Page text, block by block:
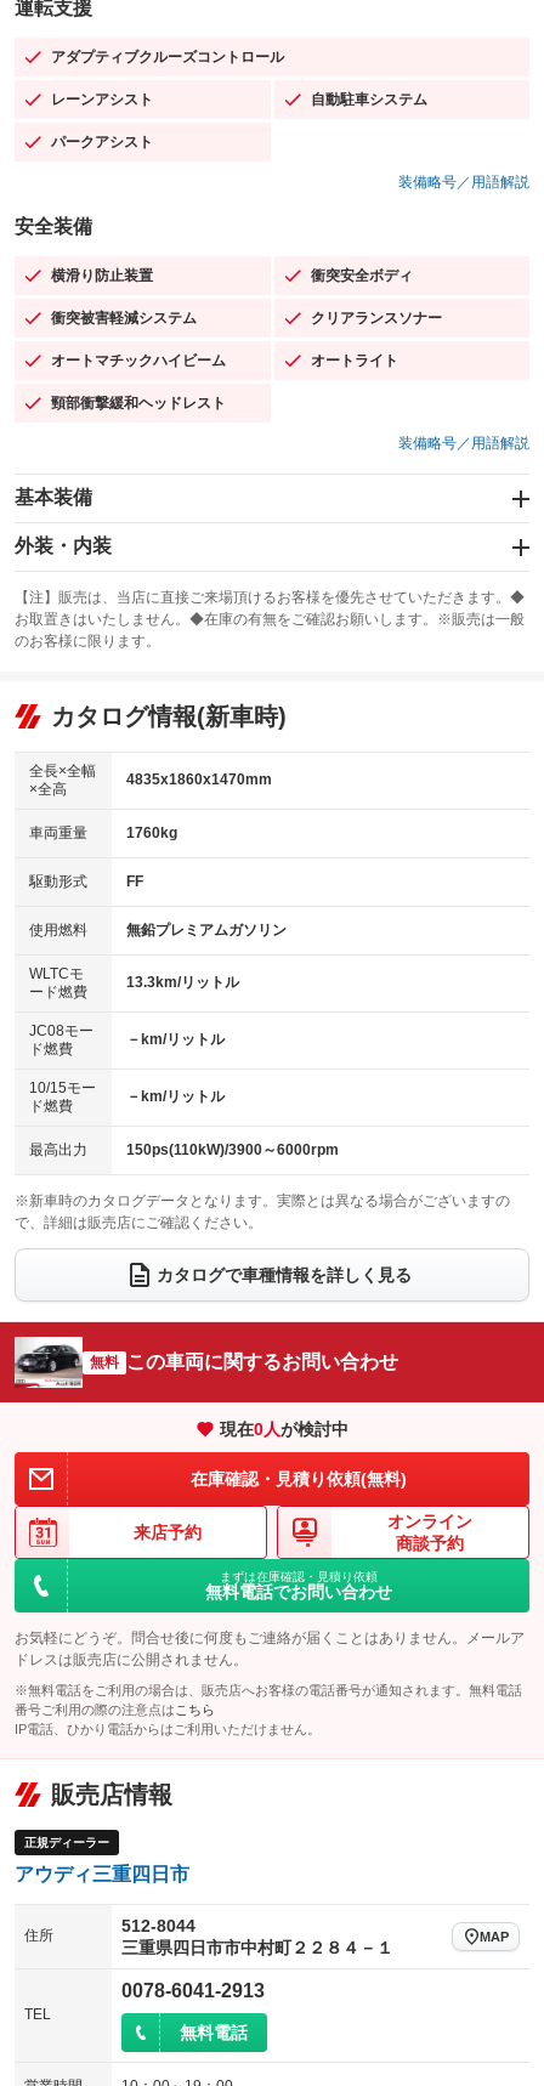
運転支援
アダプティブクルーズコントロール
：装備あり
レーンアシスト
：装備あり 自動駐車システム
：装備あり
パークアシスト
：装備あり
装備略号／用語解説
安全装備
横滑り防止装置
：装備あり 衝突安全ボディ
：装備あり
衝突被害軽減システム
：装備あり クリアランスソナー
：装備あり
オートマチックハイビーム
：装備あり オートライト
：装備あり
頸部衝撃緩和ヘッドレスト
：装備あり
装備略号／用語解説
基本装備
エアバッグ：運転席/助手席/サイド
：装備あり
：装備なし
サンルーフ
：装備なし ABS
リフトアップ
：装備なし
：装備なし
パワーウィンドウ
アイドリングストップ
：装備あり
USB入力端子
：装備あり
100V電源
：装備なし
センターデフロック
：装備なし
電動格納ミラー
：装備あり
外装・内装
カーナビ：メモリーナビ他
：装備あり
TV
：装備なし
ビジュアル
：装備なし
：装備あり
革シート
キーレス
HID(キセノンライト)
：装備なし
バックカメラ
：装備あり
エアロ
：装備なし
：装備なし
パワーシート
ベンチシート
：装備なし
チップアップシート
：装備なし ：装備なし
：装備なし ：装備あり
ウォークスルー
：装備なし
電動リアゲート フロントカメラ
：装備あり
：装備なし ：装備あり
サイドカメラ
：装備あり ルーフレール
：装備あり
：装備なし
：装備なし
【注】販売は、当店に直接ご来場頂けるお客様を優先させていただきます。◆
お取置きはいたしません。◆在庫の有無をご確認お願いします。※販売は一般
のお客様に限ります。
カタログ情報(新車時)
全長×全幅
×全高
4835x1860x1470mm
車両重量 1760kg
駆動形式 FF
使用燃料 無鉛プレミアムガソリン
WLTCモ
ード燃費
13.3km/リットル
JC08モー
ド燃費
－km/リットル
10/15モー
ド燃費
－km/リットル
最高出力 150ps(110kW)/3900～6000rpm
※新車時のカタログデータとなります。実際とは異なる場合がございますの
で、詳細は販売店にご確認ください。
カタログで車種情報を詳しく見る
無料 この車両に関するお問い合わせ
現在0人が検討中
在庫確認・見積り依頼(無料)
来店予約
オンライン
商談予約
まずは在庫確認・見積り依頼
無料電話でお問い合わせ
お気軽にどうぞ。問合せ後に何度もご連絡が届くことはありません。メールア
ドレスは販売店に公開されません。
※無料電話をご利用の場合は、販売店へお客様の電話番号が通知されます。無料電話
番号ご利用の際の注意点は こちら
IP電話、ひかり電話からはご利用いただけません。
販売店情報
正規ディーラー
アウディ三重四日市
住所
512-8044
三重県四日市市中村町２２８４－１
MAP
TEL
0078-6041-2913
無料電話